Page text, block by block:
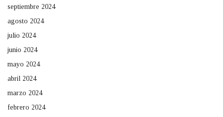
septiembre 2024
agosto 2024
julio 2024
junio 2024
mayo 2024
abril 2024
marzo 2024
febrero 2024